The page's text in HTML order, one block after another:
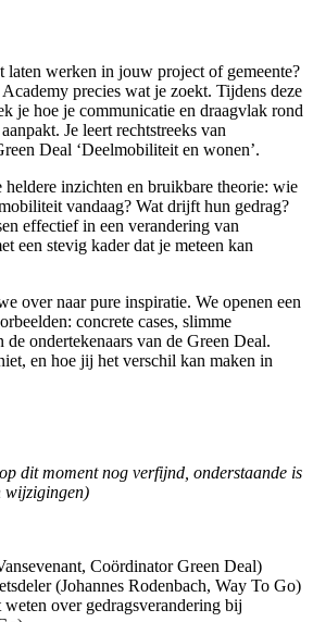
laten werken in jouw project of gemeente?
precies wat je zoekt. Tijdens deze
je hoe je communicatie en draagvlak rond
Je leert rechtstreeks van
Deal ‘Deelmobiliteit en wonen’.
heldere inzichten en bruikbare theorie: wie
vandaag? Wat drijft hun gedrag?
effectief in een verandering van
een stevig kader dat je meteen kan
over naar pure inspiratie. We openen een
concrete cases, slimme
de ondertekenaars van de Green Deal.
en hoe jij het verschil kan maken in
dit moment nog verfijnd, onderstaande is
wijzigingen)
Coördinator Green Deal)
(Johannes Rodenbach, Way To Go)
over gedragsverandering bij